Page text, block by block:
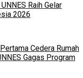
Raih Gelar
2026
Cedera Rumah
Gagas Program